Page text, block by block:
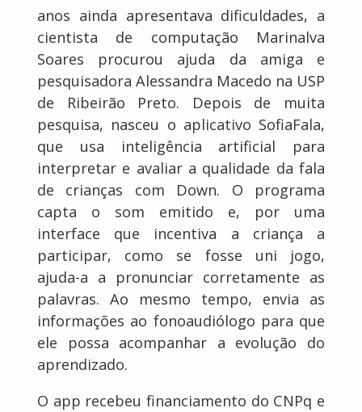
anos ainda apresentava dificuldades, a
cientista de computação Marinalva
Soares procurou ajuda da amiga e
pesquisadora Alessandra Macedo na USP
de Ribeirão Preto. Depois de muita
pesquisa, nasceu o aplicativo SofiaFala,
que usa inteligência artificial para
interpretar e avaliar a qualidade da fala
de crianças com Down. O programa
capta o som emitido e, por uma
interface que incentiva a criança a
participar, como se fosse uni jogo,
ajuda-a a pronunciar corretamente as
palavras. Ao mesmo tempo, envia as
informações ao fonoaudiólogo para que
ele possa acompanhar a evolução do
aprendizado.
O app recebeu financiamento do CNPq e